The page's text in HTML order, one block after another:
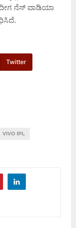
ನೆಸ್ ವಾಡಿಯಾ
Twitter
VIVO IPL